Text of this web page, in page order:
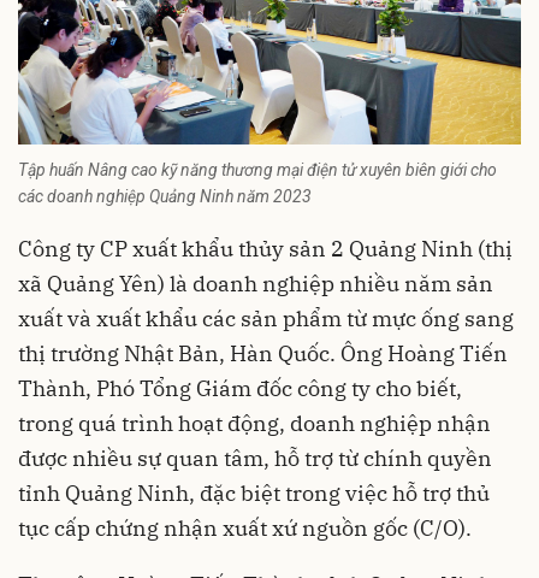
Tập huấn Nâng cao kỹ năng thương mại điện tử xuyên biên giới cho
các doanh nghiệp Quảng Ninh năm 2023
Công ty CP xuất khẩu thủy sản 2 Quảng Ninh (thị
xã Quảng Yên) là doanh nghiệp nhiều năm sản
xuất và xuất khẩu các sản phẩm từ mực ống sang
thị trường Nhật Bản, Hàn Quốc. Ông Hoàng Tiến
Thành, Phó Tổng Giám đốc công ty cho biết,
trong quá trình hoạt động, doanh nghiệp nhận
được nhiều sự quan tâm, hỗ trợ từ chính quyền
tỉnh Quảng Ninh, đặc biệt trong việc hỗ trợ thủ
tục cấp chứng nhận xuất xứ nguồn gốc (C/O).